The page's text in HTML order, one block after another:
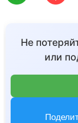
Не
или